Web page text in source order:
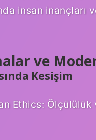
insan inançları
ve
Kesişim
Ethics: